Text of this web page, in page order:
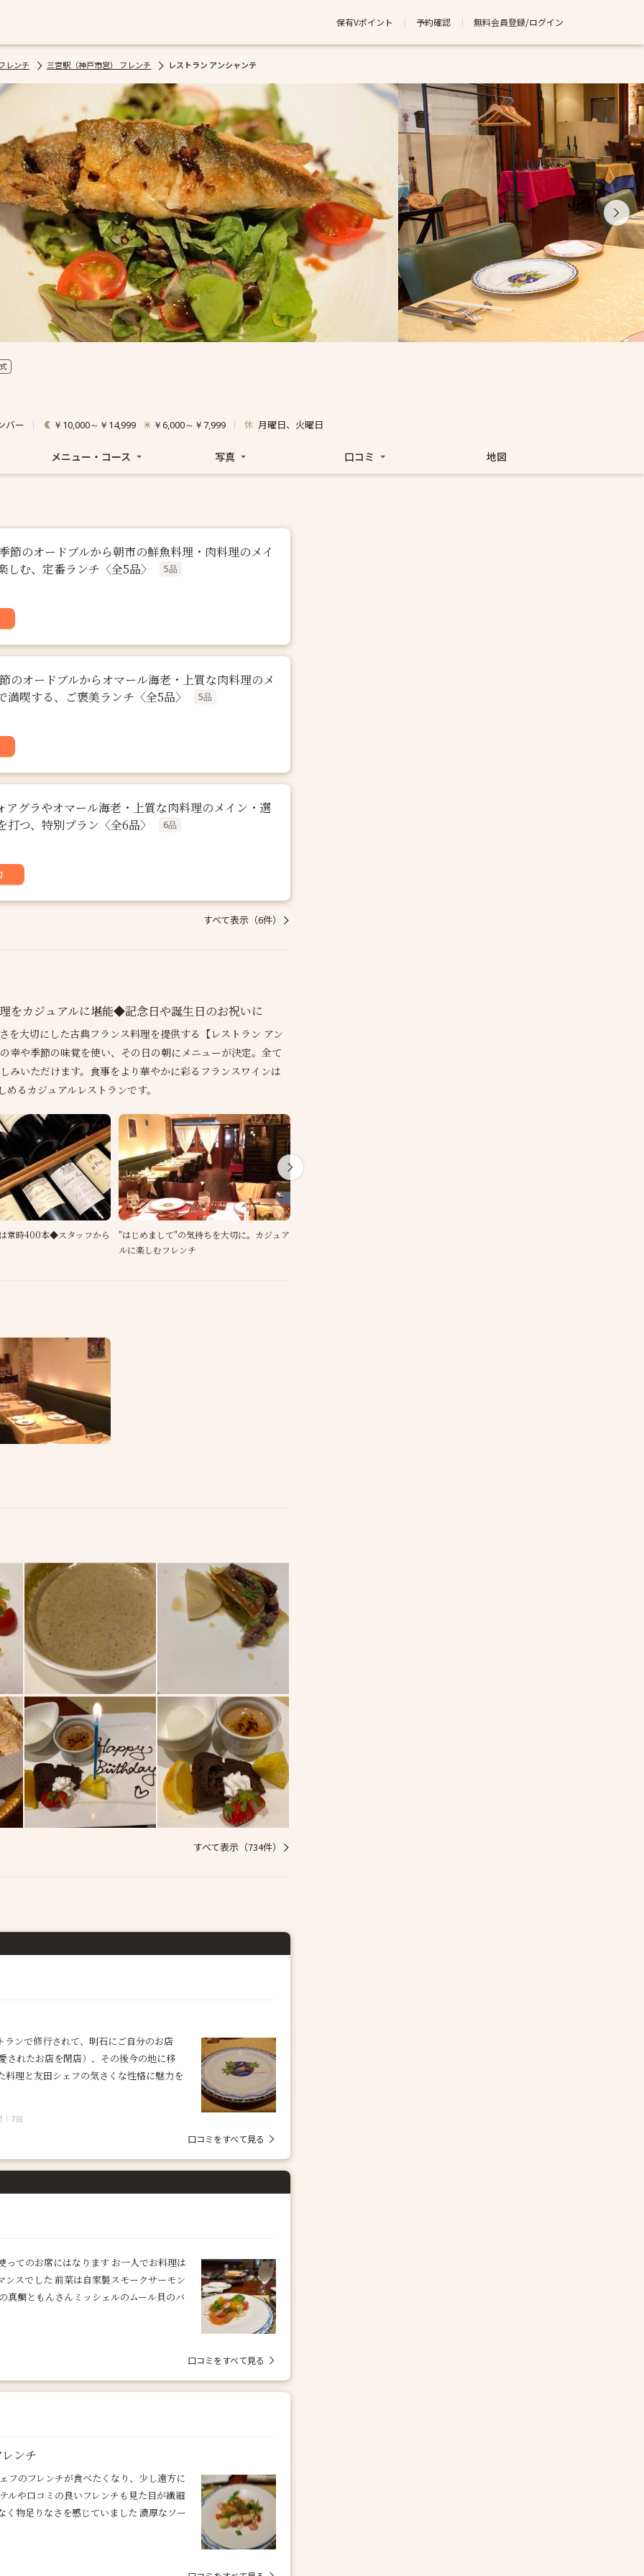
保有Vポイント 予約確認 無料会員登録/ログイン
レンチ 三宮駅（神戸市営） フレンチ レストラン アンシャンテ
バー ￥10,000～￥14,999 ￥6,000～￥7,999 休 月曜日、火曜日
メニュー・コース 写真 口コミ 地図
節のオードブルから朝市の鮮魚料理・肉料理のメイ
む、定番ランチ〈全5品〉
5品
のオードブルからオマール海老・上質な肉料理のメ
喫する、ご褒美ランチ〈全5品〉
5品
アグラやオマール海老・上質な肉料理のメイン・選
つ、特別プラン〈全6品〉
6品
すべて表示（6件）
をカジュアルに堪能◆記念日や誕生日のお祝いに
を大切にした古典フランス料理を提供する【レストラン アン
幸や季節の味覚を使い、その日の朝にメニューが決定。全て
みいただけます。食事をより華やかに彩るフランスワインは
るカジュアルレストランです。
常時400本◆スタッフから
"はじめまして"の気持ちを大切に。カジュア
ルに楽しむフレンチ
すべて表示（734件）
ンで修行されて、明石にご自分のお店
されたお店を閉店）、その後今の地に移
理と友田シェフの気さくな性格に魅力を
7回
口コミをすべて見る
ってのお席にはなります お一人でお料理は
スでした 前菜は自家製スモークサーモン
真鯛ともんさんミッシェルのムール貝のバ
口コミをすべて見る
ンチ
フのフレンチが食べたくなり、少し遠方に
ルや口コミの良いフレンチも見た目が繊細
物足りなさを感じていました 濃厚なソー